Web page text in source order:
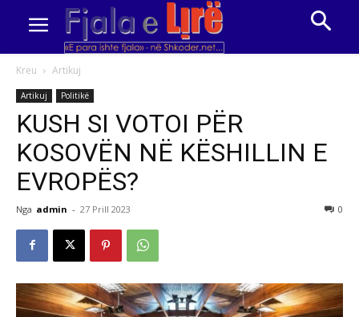
Kreu Artikuj
Artikuj Politikë
KUSH SI VOTOI PËR
KOSOVËN NË KËSHILLIN E
EVROPËS?
Nga admin - 27 Prill 2023 0